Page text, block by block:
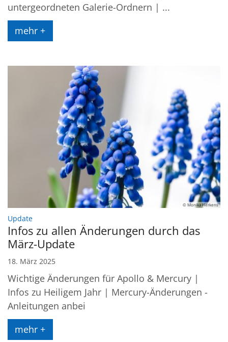
untergeordneten Galerie-Ordnern | ...
mehr +
© Monika Herkens
Update:
Infos zu allen Änderungen durch das
März-Update
18. März 2025
Wichtige Änderungen für Apollo & Mercury |
Infos zu Heiligem Jahr | Mercury-Änderungen -
Anleitungen anbei
mehr +